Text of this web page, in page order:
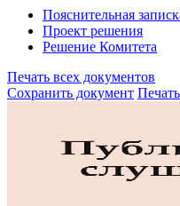
Пояснительная
Проект решения
Решение Комитета
Печать всех документов
Сохранить документ